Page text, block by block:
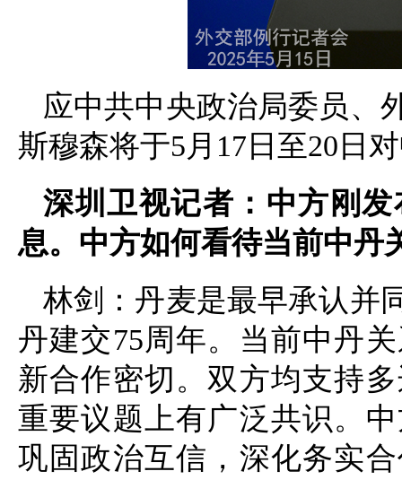
应中共中央政治局委员、
斯穆森将于5月17日至20日
深圳卫视记者：中方刚
息。中方如何看待当前中丹
林剑：丹麦是最早承认并
丹建交75周年。当前中丹
新合作密切。双方均支持
重要议题上有广泛共识。
巩固政治互信，深化务实